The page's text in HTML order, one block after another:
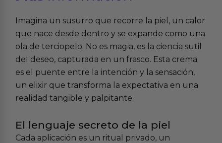
Imagina un susurro que recorre la piel, un calor
que nace desde dentro y se expande como una
ola de terciopelo. No es magia, es la ciencia sutil
del deseo, capturada en un frasco. Esta crema
es el puente entre la intención y la sensación,
un elixir que transforma la expectativa en una
realidad tangible y palpitante.
El lenguaje secreto de la piel
Cada aplicación es un ritual privado, un